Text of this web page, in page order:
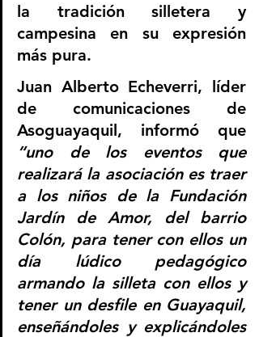
la tradición silletera y
campesina en su expresión
más pura.
Juan Alberto Echeverri, líder
de comunicaciones de
“uno de los eventos que
realizará la asociación es traer
a los niños de la Fundación
Jardín de Amor, del barrio
Colón, para tener con ellos un
día lúdico pedagógico
armando la silleta con ellos y
tener un desfile en Guayaquil,
enseñándoles y explicándoles